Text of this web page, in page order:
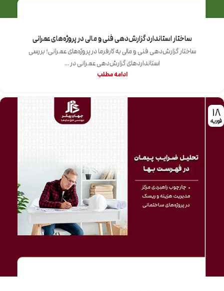
ساختار استاندارد گزارش‌دهی فنی و مالی در پروژه‌های عمرانی
ساختار گزارش‌دهی فنی و مالی به کارفرما در پروژه‌های عمرانی؛ بررسی
استانداردهای گزارش‌دهی عمرانی در ...
ادامه مطلب
18
فوریه